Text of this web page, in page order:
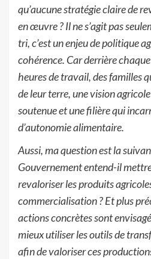
qu’aucune stratégie claire de
en œuvre ? Il ne s’agit pas
tri, c’est un enjeu de politique
cohérence. Car derrière
heures de travail, des familles
de leur terre, une vision
soutenue et une filière qui
d’autonomie alimentaire.
Aussi, ma question est la
Gouvernement entend-il
revaloriser les produits
commercialisation ? Et plus
actions concrètes sont
mieux utiliser les outils de
afin de valoriser ces